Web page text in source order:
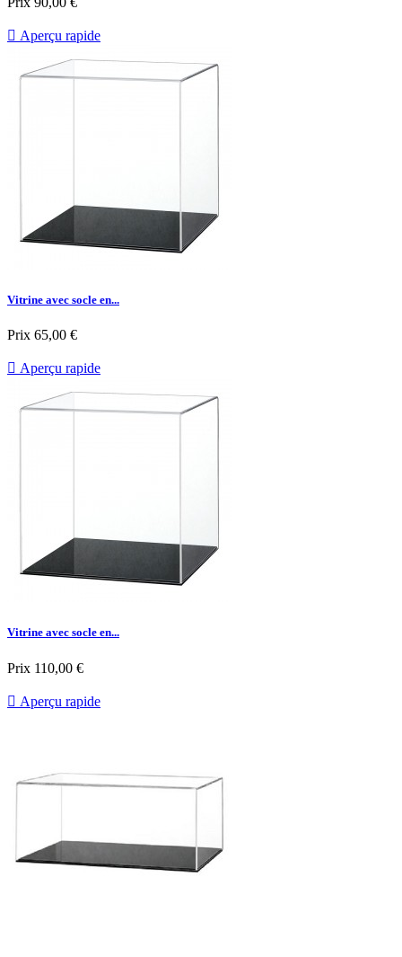
 Aperçu rapide
Vitrine avec socle en...
Prix 65,00 €
 Aperçu rapide
Vitrine avec socle en...
Prix 110,00 €
 Aperçu rapide